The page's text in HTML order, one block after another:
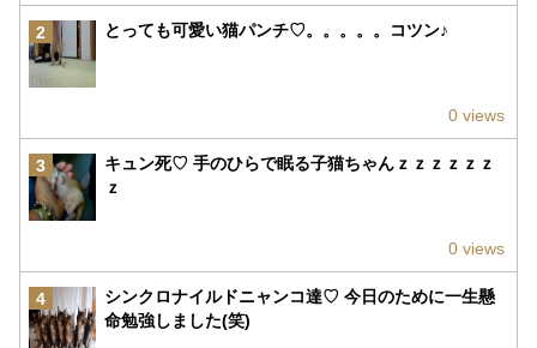
2 とっても可愛い猫パンチ♡。。。。。コツン♪
0 views
3
キュン死♡ 手のひらで眠る子猫ちゃんｚｚｚｚｚｚ
ｚ
0 views
4
シンクロナイルドニャンコ達♡ 今日のために一生懸
命勉強しました(笑)